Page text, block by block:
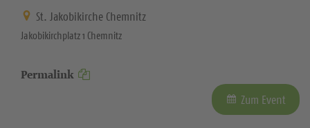
St. Jakobikirche Chemnitz
Jakobikirchplatz 1 Chemnitz
Permalink
Zum Event